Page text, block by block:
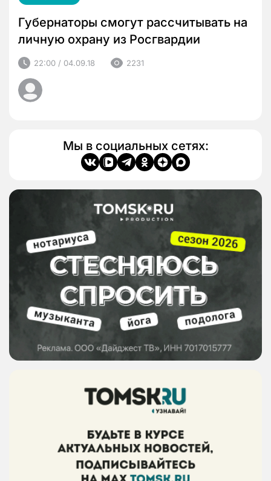
Губернаторы смогут рассчитывать на
личную охрану из Росгвардии
22:00 / 04.09.18 2231
Мы в социальных сетях: